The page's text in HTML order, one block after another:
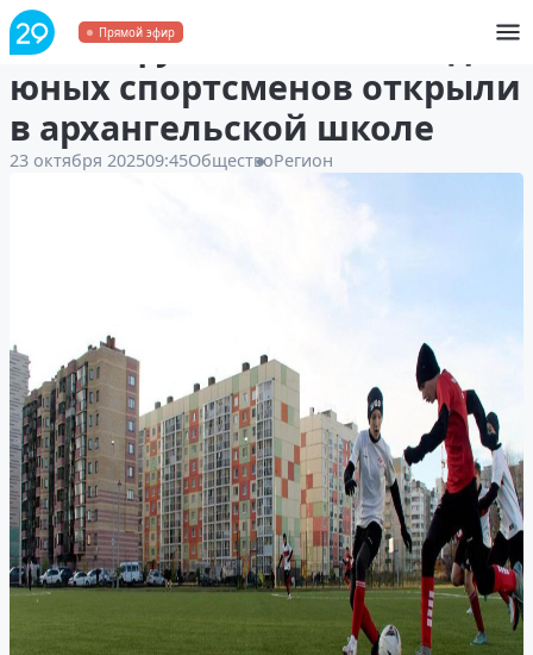
Прямой эфир
Новое футбольное поле для
юных спортсменов открыли
в архангельской школе
23 октября 202509:45ОбществоРегион